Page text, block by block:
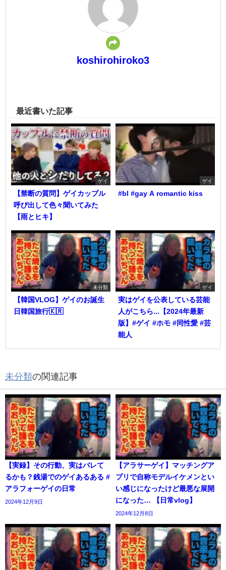
koshirohiroko3
最近書いた記事
ゲイ
【禁断の質問】ゲイカップル
呼び出して色々聞いてみた
【雨とヒキ】
ゲイ
#bl #gay A romantic kiss
未分類
【韓国VLOG】ゲイのお誕生
日韓国旅行🇰🇷
ゲイ
実はゲイを公表している芸能
人がこちら...【2024年最新
版】#ゲイ #ホモ #同性愛 #芸
能人
未分類の関連記事
【実録】その行動、実はバレて
るかも？銭湯でのゲイあるある #
アラフォーゲイの日常
2024年12月9日
【アラサーゲイ】マッチングア
プリで自称モデルイケメンとい
い感じになったけど最悪な展開
になった… 【日常vlog】
2024年12月8日